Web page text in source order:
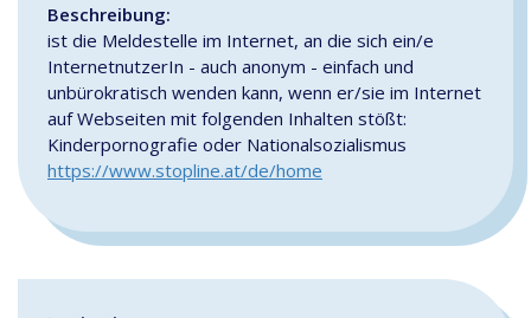
Beschreibung:
ist die Meldestelle im Internet, an die sich ein/e
InternetnutzerIn - auch anonym - einfach und
unbürokratisch wenden kann, wenn er/sie im Internet
auf Webseiten mit folgenden Inhalten stößt:
Kinderpornografie oder Nationalsozialismus
https://www.stopline.at/de/home